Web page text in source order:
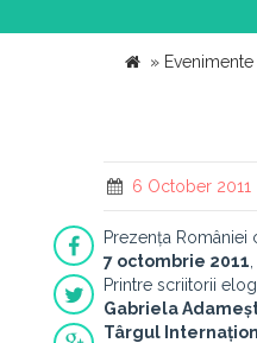
» Evenimente
6 October 2011
Prezența României
7 octombrie 2011
Printre scriitorii
Gabriela
Târgul